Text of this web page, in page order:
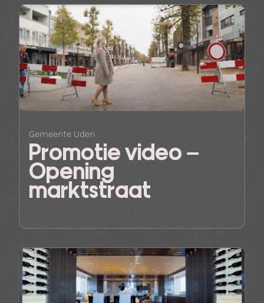
Gemeente Uden
Promotie video –
Opening
marktstraat